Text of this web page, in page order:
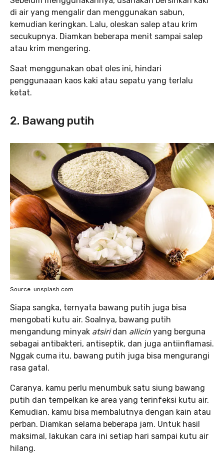
di air yang mengalir dan menggunakan sabun,
kemudian keringkan. Lalu, oleskan salep atau krim
secukupnya. Diamkan beberapa menit sampai salep
atau krim mengering.
Saat menggunakan obat oles ini, hindari
penggunaaan kaos kaki atau sepatu yang terlalu
ketat.
2. Bawang putih
Source: unsplash.com
Siapa sangka, ternyata bawang putih juga bisa
mengobati kutu air. Soalnya, bawang putih
mengandung minyak atsiridan allicin yang berguna
sebagai antibakteri, antiseptik, dan juga antiinflamasi.
Nggak cuma itu, bawang putih juga bisa mengurangi
rasa gatal.
Caranya, kamu perlu menumbuk satu siung bawang
putih dan tempelkan ke area yang terinfeksi kutu air.
Kemudian, kamu bisa membalutnya dengan kain atau
perban. Diamkan selama beberapa jam. Untuk hasil
maksimal, lakukan cara ini setiap hari sampai kutu air
hilang.